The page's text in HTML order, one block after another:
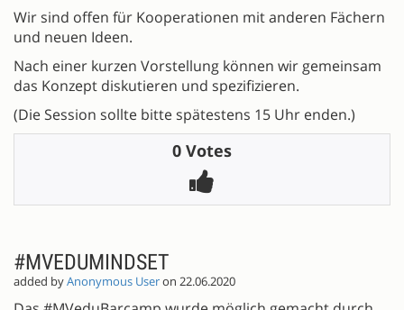
Wir sind offen für Kooperationen mit anderen Fächern
und neuen Ideen.
Nach einer kurzen Vorstellung können wir gemeinsam
das Konzept diskutieren und spezifizieren.
(Die Session sollte bitte spätestens 15 Uhr enden.)
0 Votes
#MVEDUMINDSET
added byAnonymous Useron 22.06.2020